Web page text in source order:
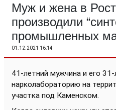
Муж и жена в
производили
промышленных
01.12.2021 16:14
41-летний мужчина и его
нарколабораторию на
участка под Каменском.